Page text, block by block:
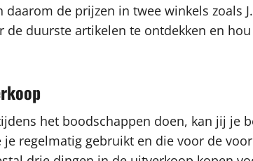
de prijzen in twee winkels zoals
de duurste artikelen te ontdekken en
het boodschappen doen, kan jij je
regelmatig gebruikt en die voor de